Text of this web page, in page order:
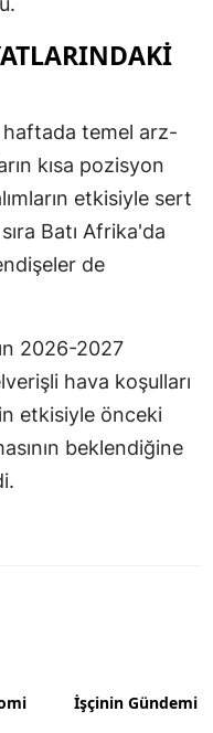
haftada temel arz-
kısa pozisyon
etkisiyle sert
Batı Afrika'da
de
2026-2027
hava koşulları
etkisiyle önceki
beklendiğine
İşçinin Gündemi